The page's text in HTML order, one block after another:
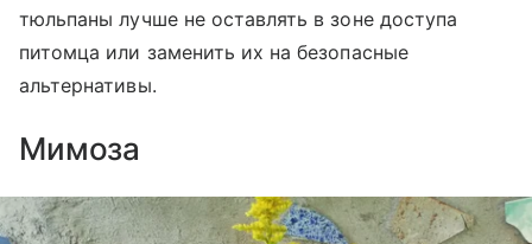
тюльпаны лучше не оставлять в зоне доступа
питомца или заменить их на безопасные
альтернативы.
Мимоза